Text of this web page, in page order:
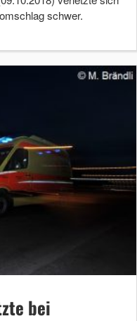
schwer.
bei